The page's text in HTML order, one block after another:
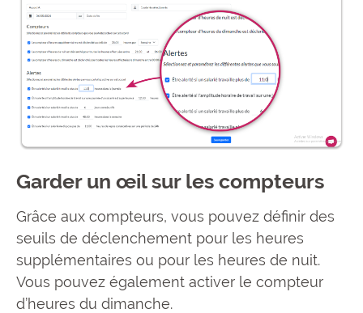
Garder un œil sur les compteurs
Grâce aux compteurs, vous pouvez définir des
seuils de déclenchement pour les heures
supplémentaires ou pour les heures de nuit.
Vous pouvez également activer le compteur
d’heures du dimanche.